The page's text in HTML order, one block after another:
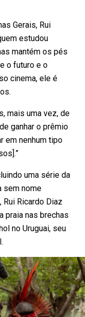
Gerais, Rui
estudou
mantém os pés
o futuro e o
cinema, ele é
mais uma vez, de
ganhar o prêmio
em nenhum tipo
uma série da
sem nome
, Rui Ricardo Diaz
praia nas brechas
no Uruguai, seu